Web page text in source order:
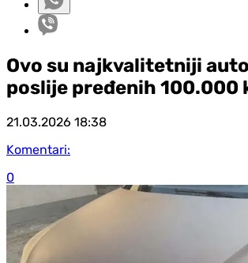
Ovo su najkvalitetniji
poslije pređenih 100.000
21.03.2026 18:38
Komentari:
0